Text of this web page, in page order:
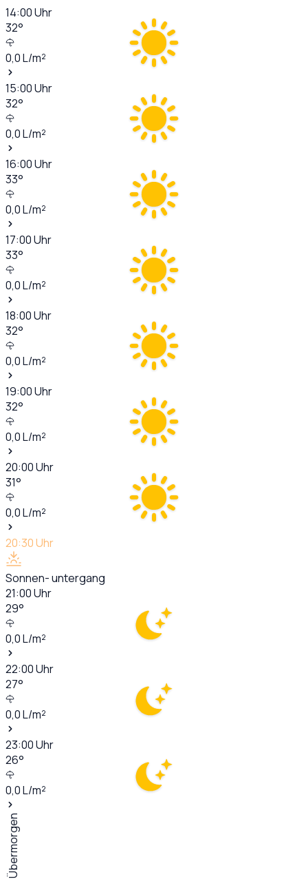
14:00Uhr
32°
0,0L/m²
15:00Uhr
32°
0,0L/m²
16:00Uhr
33°
0,0L/m²
17:00Uhr
33°
0,0L/m²
18:00Uhr
32°
0,0L/m²
19:00Uhr
32°
0,0L/m²
20:00Uhr
31°
0,0L/m²
20:30Uhr
Sonnen- untergang
21:00Uhr
29°
0,0L/m²
22:00Uhr
27°
0,0L/m²
23:00Uhr
26°
0,0L/m²
Übermorgen